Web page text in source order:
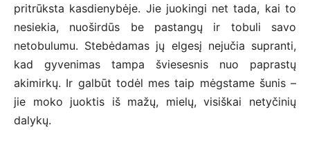
pritrūksta kasdienybėje. Jie juokingi net tada, kai to
nesiekia, nuoširdūs be pastangų ir tobuli savo
netobulumu. Stebėdamas jų elgesį nejučia supranti,
kad gyvenimas tampa šviesesnis nuo paprastų
akimirkų. Ir galbūt todėl mes taip mėgstame šunis –
jie moko juoktis iš mažų, mielų, visiškai netyčinių
dalykų.